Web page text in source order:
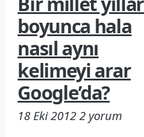
boyunca hala
nasıl aynı
kelimeyi arar
Google’da?
18 Eki 20122 yorum